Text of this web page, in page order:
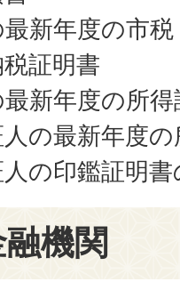
新年度の市
証明書
新年度の所
の最新年度
の印鑑証明
機関